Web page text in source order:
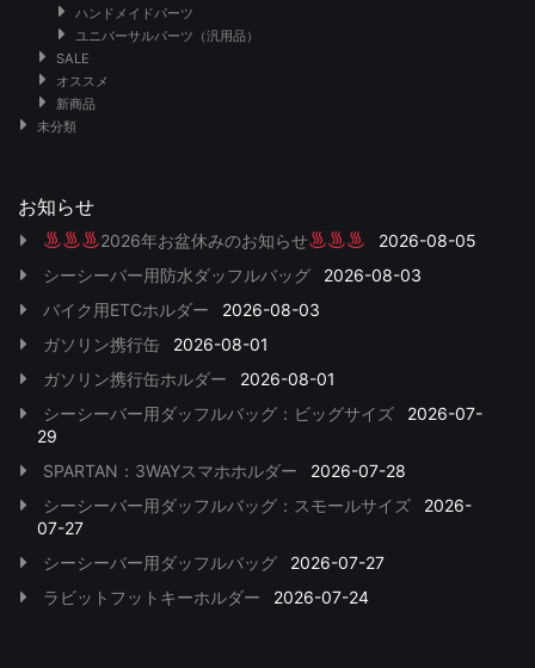
ハンドメイドパーツ
ユニバーサルパーツ（汎用品）
SALE
オススメ
新商品
未分類
お知らせ
2026年お盆休みのお知らせ
2026-08-05
シーシーバー用防水ダッフルバッグ
2026-08-03
バイク用ETCホルダー
2026-08-03
ガソリン携行缶
2026-08-01
ガソリン携行缶ホルダー
2026-08-01
シーシーバー用ダッフルバッグ：ビッグサイズ
2026-07-
29
SPARTAN：3WAYスマホホルダー
2026-07-28
シーシーバー用ダッフルバッグ：スモールサイズ
2026-
07-27
シーシーバー用ダッフルバッグ
2026-07-27
ラビットフットキーホルダー
2026-07-24